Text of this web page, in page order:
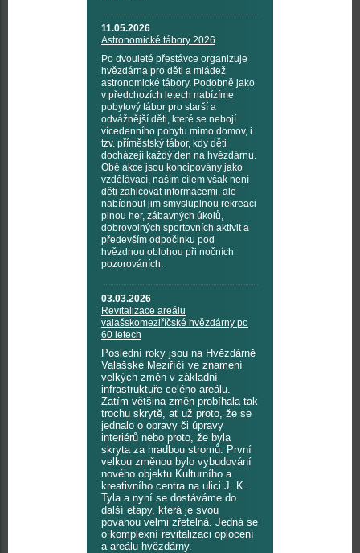
11.05.2026
Astronomické tábory 2026
Po dvouleté přestávce organizuje
hvězdárna pro děti a mládež
astronomické tábory. Podobně jako
v předchozích letech nabízíme
pobytový tábor pro starší a
odvážnější děti, které se nebojí
vícedenního pobytu mimo domov, i
tzv. příměstský tábor, kdy děti
docházejí každý den na hvězdárnu.
Obě akce jsou koncipovány jako
vzdělávací, naším cílem však není
děti zahlcovat informacemi, ale
nabídnout jim smysluplnou rekreaci
plnou her, zábavných úkolů,
dobrovolných sportovních aktivit a
především odpočinku pod
hvězdnou oblohou při nočních
pozorováních.
03.03.2026
Revitalizace areálu
valašskomeziříčské hvězdárny po
60 letech
Poslední roky jsou na Hvězdárně
Valašské Meziříčí ve znamení
velkých změn v základní
infrastruktuře celého areálu.
Zatím většina změn probíhala tak
trochu skrytě, ať už proto, že se
jednalo o opravy či úpravy
interiérů nebo proto, že byla
skryta za hradbou stromů. První
velkou změnou bylo vybudování
nového objektu Kulturního a
kreativního centra na ulici J. K.
Tyla a nyní se dostáváme do
další etapy, která je svou
povahou velmi zřetelná. Jedná se
o komplexní revitalizaci oplocení
a areálu hvězdárny.